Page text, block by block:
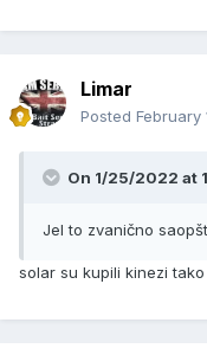
Limar
Posted February
On 1/25/2022 at
Jel to zvanično
solar su kupili kinezi